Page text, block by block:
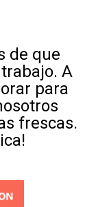
de que
A
para
frescas.